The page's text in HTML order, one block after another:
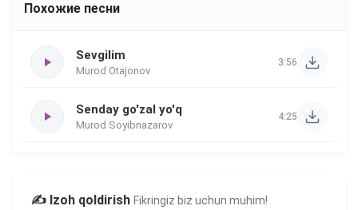
Похожие песни
Sevgilim
Murod Otajonov
3:56
Senday go'zal yo'q
Murod Soyibnazarov
4:25
✍️ Izoh qoldirish Fikringiz biz uchun muhim!